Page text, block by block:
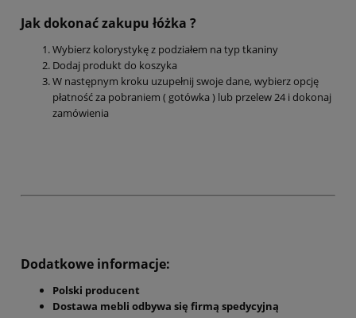
Jak dokonać zakupu łóżka ?
Wybierz kolorystykę z podziałem na typ tkaniny
Dodaj produkt do koszyka
W następnym kroku uzupełnij swoje dane, wybierz opcję
płatność za pobraniem ( gotówka ) lub przelew 24 i dokonaj
zamówienia
Dodatkowe informacje:
Polski producent
Dostawa mebli odbywa się firmą spedycyjną